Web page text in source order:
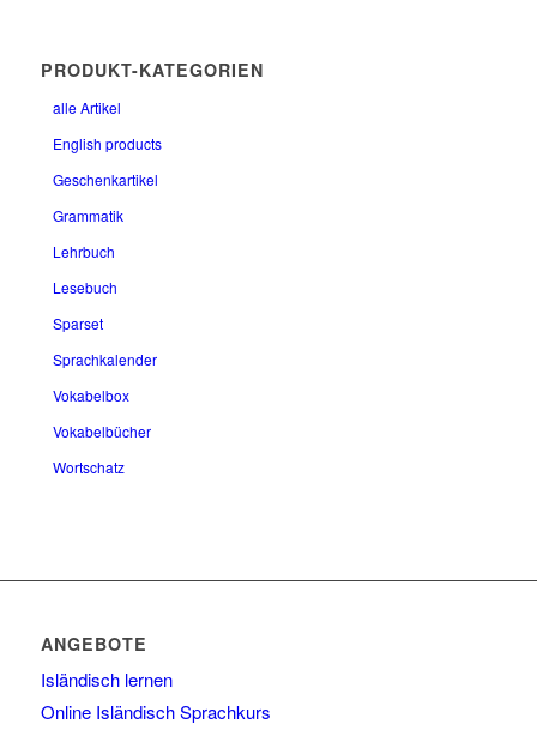
PRODUKT-KATEGORIEN
alle Artikel
English products
Geschenkartikel
Grammatik
Lehrbuch
Lesebuch
Sparset
Sprachkalender
Vokabelbox
Vokabelbücher
Wortschatz
ANGEBOTE
Isländisch lernen
Online Isländisch Sprachkurs